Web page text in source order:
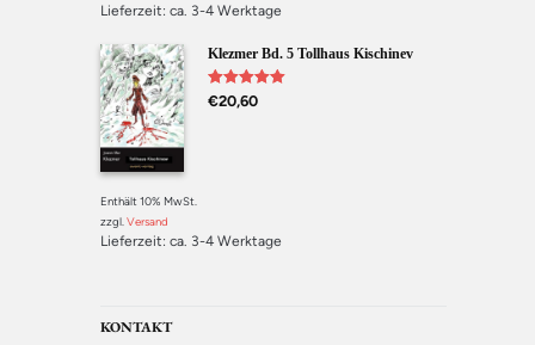
Lieferzeit: ca. 3-4 Werktage
Klezmer Bd. 5 Tollhaus Kischinev
Bewertet mit
5.00
von 5
€20,60
Enthält 10% MwSt.
zzgl. Versand
Lieferzeit: ca. 3-4 Werktage
KONTAKT